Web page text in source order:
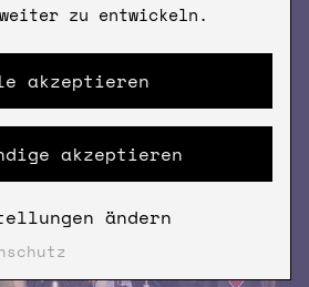
zu entwickeln.
akzeptieren
akzeptieren
ändern